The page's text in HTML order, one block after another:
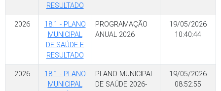
RESULTADO
2026
18.1 - PLANO
MUNICIPAL
DE SAÚDE E
RESULTADO
PROGRAMAÇÃO
ANUAL 2026
19/05/2026
10:40:44
2026
18.1 - PLANO
MUNICIPAL
PLANO MUNICIPAL
DE SAÚDE 2026-
19/05/2026
08:52:55